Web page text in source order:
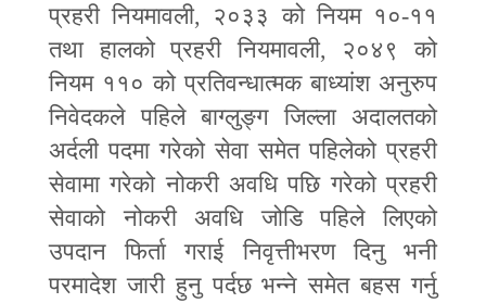
प्रहरी नियमावली, २०३३ को नियम १०-११
तथा हालको प्रहरी नियमावली, २०४९ को
नियम ११० को प्रतिवन्धात्मक बाध्यांश अनुरुप
निवेदकले पहिले बाग्लुङ्ग जिल्ला अदालतको
अर्दली पदमा गरेको सेवा समेत पहिलेको प्रहरी
सेवामा गरेको नोकरी अवधि पछि गरेको प्रहरी
सेवाको नोकरी अवधि जोडि पहिले लिएको
उपदान फिर्ता गराई निवृत्तीभरण दिनु भनी
परमादेश जारी हुनु पर्दछ भन्ने समेत बहस गर्नु